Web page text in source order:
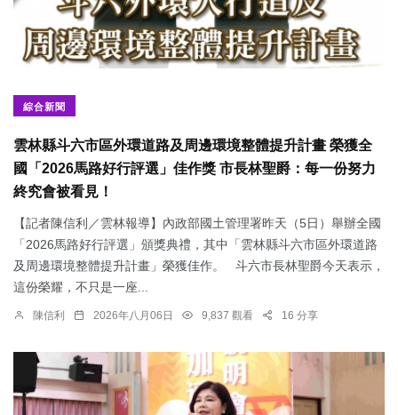
綜合新聞
雲林縣斗六市區外環道路及周邊環境整體提升計畫 榮獲全
國「2026馬路好行評選」佳作獎 市長林聖爵：每一份努力
終究會被看見！
【記者陳信利／雲林報導】內政部國土管理署昨天（5日）舉辦全國
「2026馬路好行評選」頒獎典禮，其中「雲林縣斗六市區外環道路
及周邊環境整體提升計畫」榮獲佳作。 斗六市長林聖爵今天表示，
這份榮耀，不只是一座...
陳信利 2026年八月06日 9,837 觀看 16 分享